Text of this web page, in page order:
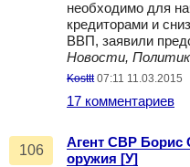
необходимо для
кредиторами и
ВВП, заявили
Новости,
Kosttt 07:11 11.03.2015
17 комментариев
106
Агент СВР Борис
оружия [У]